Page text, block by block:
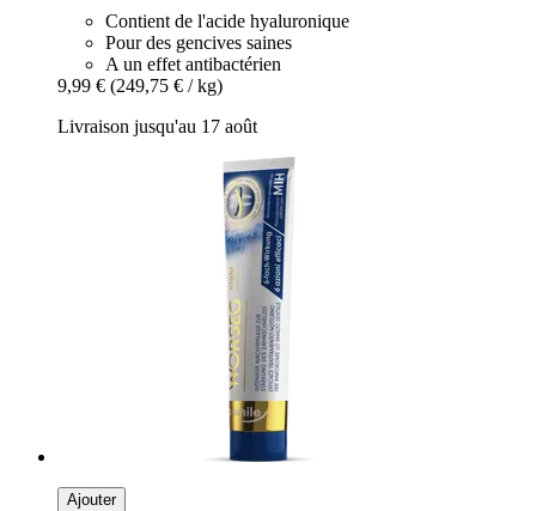
Contient de l'acide hyaluronique
Pour des gencives saines
A un effet antibactérien
9,99 € (249,75 € / kg)
Livraison jusqu'au 17 août
Ajouter